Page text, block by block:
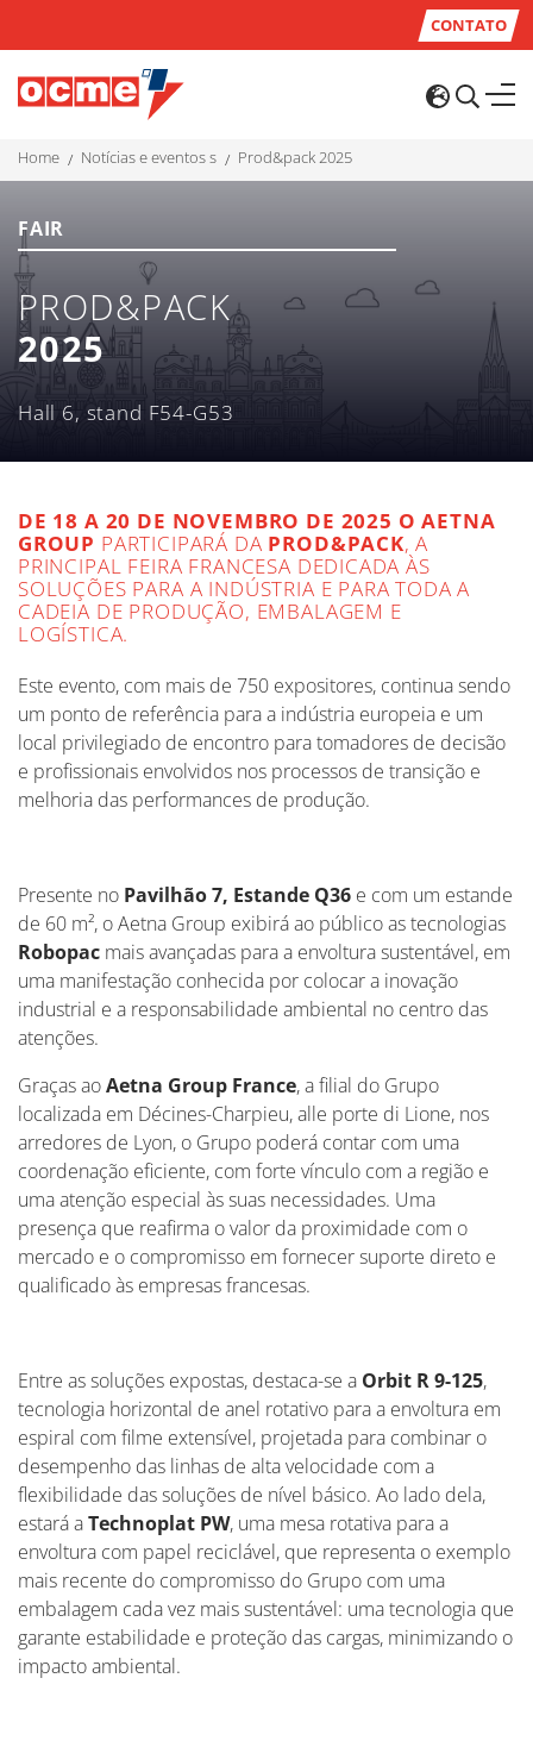
CONTATO
home notícias e eventos s prod&pack 2025
FAIR
PROD&PACK
2025
Hall 6, stand F54-G53
DE 18 A 20 DE NOVEMBRO DE 2025 O AETNA
GROUP PARTICIPARÁ DA PROD&PACK, A
PRINCIPAL FEIRA FRANCESA DEDICADA ÀS
SOLUÇÕES PARA A INDÚSTRIA E PARA TODA A
CADEIA DE PRODUÇÃO, EMBALAGEM E
LOGÍSTICA.
Este evento, com mais de 750 expositores, continua sendo
um ponto de referência para a indústria europeia e um
local privilegiado de encontro para tomadores de decisão
e profissionais envolvidos nos processos de transição e
melhoria das performances de produção.
Presente no Pavilhão 7, Estande Q36 e com um estande
de 60 m², o Aetna Group exibirá ao público as tecnologias
Robopac mais avançadas para a envoltura sustentável, em
uma manifestação conhecida por colocar a inovação
industrial e a responsabilidade ambiental no centro das
atenções.
Graças aoAetna Group France, a filial do Grupo
localizada em Décines-Charpieu, alle porte di Lione, nos
arredores de Lyon, o Grupo poderá contar com uma
coordenação eficiente, com forte vínculo com a região e
uma atenção especial às suas necessidades. Uma
presença que reafirma o valor da proximidade com o
mercado e o compromisso em fornecer suporte direto e
qualificado às empresas francesas.
Entre as soluções expostas, destaca-se a Orbit R 9-125,
tecnologia horizontal de anel rotativo para a envoltura em
espiral com filme extensível, projetada para combinar o
desempenho das linhas de alta velocidade com a
flexibilidade das soluções de nível básico. Ao lado dela,
estará aTechnoplat PW, uma mesa rotativa para a
envoltura com papel reciclável, que representa o exemplo
mais recente do compromisso do Grupo com uma
embalagem cada vez mais sustentável: uma tecnologia que
garante estabilidade e proteção das cargas, minimizando o
impacto ambiental.